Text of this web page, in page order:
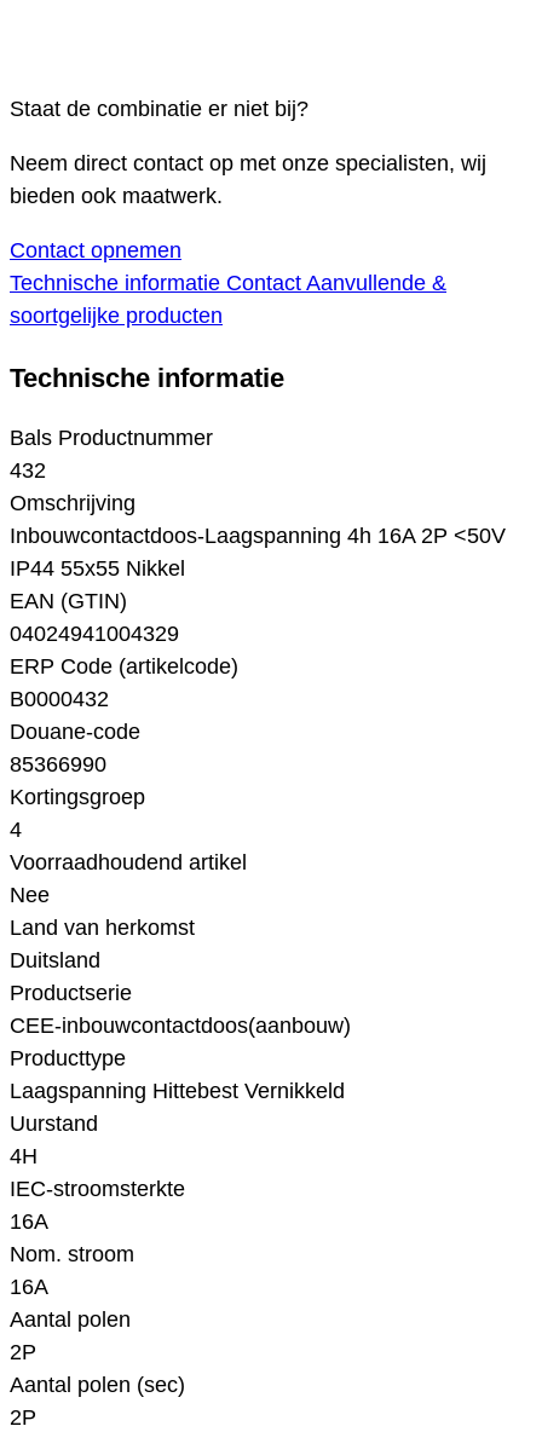
Staat de combinatie er niet bij?
Neem direct contact op met onze specialisten, wij
bieden ook maatwerk.
Contact opnemen
Technische informatie Contact Aanvullende &
soortgelijke producten
Technische informatie
Bals Productnummer
432
Omschrijving
Inbouwcontactdoos-Laagspanning 4h 16A 2P <50V
IP44 55x55 Nikkel
EAN (GTIN)
04024941004329
ERP Code (artikelcode)
B0000432
Douane-code
85366990
Kortingsgroep
4
Voorraadhoudend artikel
Nee
Land van herkomst
Duitsland
Productserie
CEE-inbouwcontactdoos(aanbouw)
Producttype
Laagspanning Hittebest Vernikkeld
Uurstand
4H
IEC-stroomsterkte
16A
Nom. stroom
16A
Aantal polen
2P
Aantal polen (sec)
2P